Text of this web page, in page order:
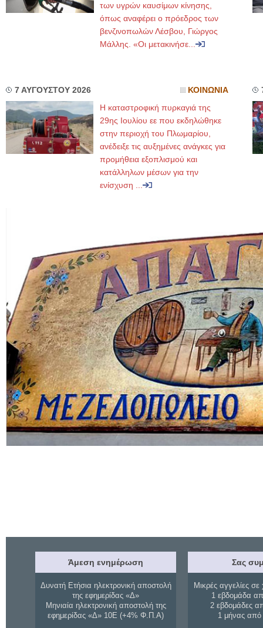
των υγρών καυσίμων κίνησης,
όπως αναφέρει ο πρόεδρος των
βενζινοπωλών Λέσβου, Γιώργος
Μάλλης. «Οι μετακινήσε...
7 ΑΥΓΟΥΣΤΟΥ 2026 ΚΟΙΝΩΝΙΑ
Η καταστροφική πυρκαγιά της
29ης Ιουλίου εε που εκδηλώθηκε
στην περιοχή του Πλωμαρίου,
ανέδειξε τις αυξημένες ανάγκες για
προμήθεια εξοπλισμού και
κατάλληλων μέσων για την
ενίσχυση ...
Άμεση ενημέρωση
Δυνατή Ετήσια ηλεκτρονική αποστολή
της εφημερίδας «Δ»
Μηνιαία ηλεκτρονική αποστολή της
εφημερίδας «Δ» 10Ε (+4% Φ.Π.Α)
Σας
Μικρές αγγελίες σε
1 εβδομάδα
2 εβδομάδες
1 μήνας